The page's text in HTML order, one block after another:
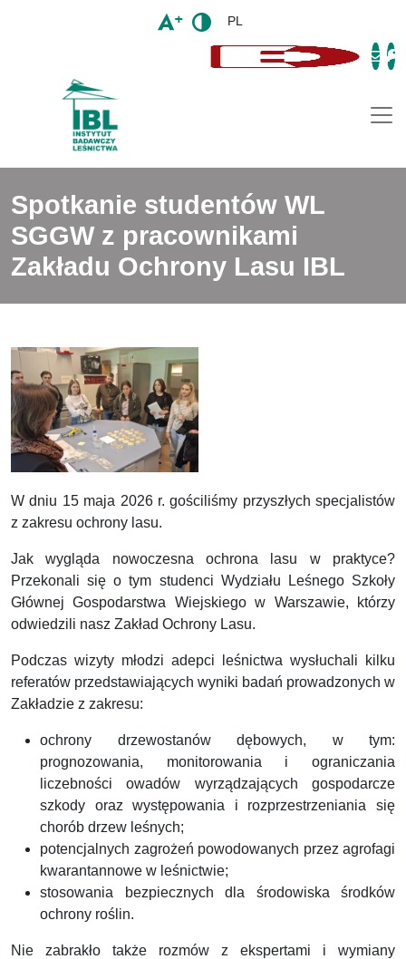
PL
Spotkanie studentów WL
SGGW z pracownikami
Zakładu Ochrony Lasu IBL
W dniu 15 maja 2026 r. gościliśmy przyszłych specjalistów
z zakresu ochrony lasu.
Jak wygląda nowoczesna ochrona lasu w praktyce?
Przekonali się o tym studenci Wydziału Leśnego Szkoły
Głównej Gospodarstwa Wiejskiego w Warszawie, którzy
odwiedzili nasz Zakład Ochrony Lasu.
Podczas wizyty młodzi adepci leśnictwa wysłuchali kilku
referatów przedstawiających wyniki badań prowadzonych w
Zakładzie z zakresu:
ochrony drzewostanów dębowych, w tym:
prognozowania, monitorowania i ograniczania
liczebności owadów wyrządzających gospodarcze
szkody oraz występowania i rozprzestrzeniania się
chorób drzew leśnych;
potencjalnych zagrożeń powodowanych przez agrofagi
kwarantannowe w leśnictwie;
stosowania bezpiecznych dla środowiska środków
ochrony roślin.
Nie zabrakło także rozmów z ekspertami i wymiany